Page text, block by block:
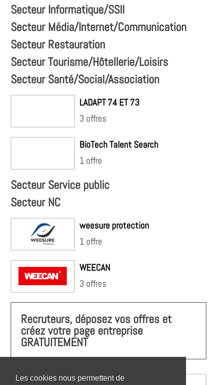
Les cookies nous permettent de
Secteur Informatique/SSII
Secteur Média/Internet/Communication
Secteur Restauration
Secteur Tourisme/Hôtellerie/Loisirs
Secteur Santé/Social/Association
LADAPT 74 ET 73
3 offres
BioTech Talent Search
1 offre
Secteur Service public
Secteur NC
weesure protection
1 offre
WEECAN
3 offres
Recruteurs, déposez vos offres et
créez votre page entreprise
GRATUITEMENT